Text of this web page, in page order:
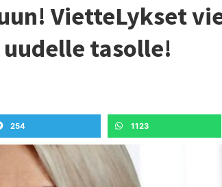
VietteLykset
tasolle!
254 1123